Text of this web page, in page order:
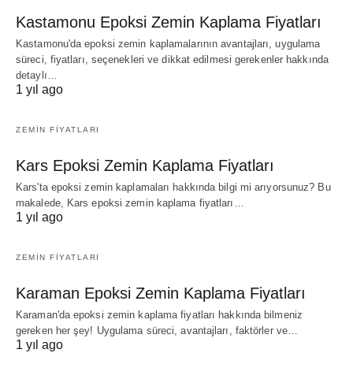
Kastamonu Epoksi Zemin Kaplama Fiyatları
Kastamonu'da epoksi zemin kaplamalarının avantajları, uygulama
süreci, fiyatları, seçenekleri ve dikkat edilmesi gerekenler hakkında
detaylı…
1 yıl ago
ZEMIN FIYATLARI
Kars Epoksi Zemin Kaplama Fiyatları
Kars'ta epoksi zemin kaplamaları hakkında bilgi mi arıyorsunuz? Bu
makalede, Kars epoksi zemin kaplama fiyatları…
1 yıl ago
ZEMIN FIYATLARI
Karaman Epoksi Zemin Kaplama Fiyatları
Karaman'da epoksi zemin kaplama fiyatları hakkında bilmeniz
gereken her şey! Uygulama süreci, avantajları, faktörler ve…
1 yıl ago